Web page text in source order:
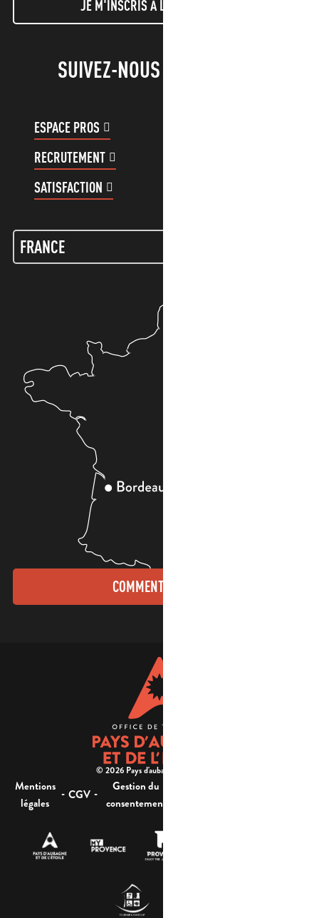
JE M'INSCRIS À LA NEWSLETTER
SUIVEZ-NOUS !
ESPACE PROS
RECRUTEMENT
SATISFACTION
COMMENT VENIR ?
© 2026 Pays d'aubagne et de l'étoile -
Mentions
légales
- CGV -
Gestion du
consentement